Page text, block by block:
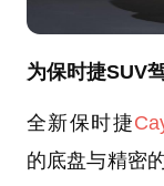
为保时捷SUV
全新保时捷
的底盘与精密